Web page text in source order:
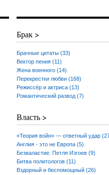
Брак >
Брачные цитаты (33)
Вектор пения (11)
Жена военного (14)
Перекрестки любви (168)
Режиссёр и актриса (13)
Романтический развод (7)
Власть >
«Теория войн» — ответный удар
Англия - это не Европа (5)
Безваластие. Петля Изгоев (9)
Битва политологов (11)
Вздорный и беспомощный (26)